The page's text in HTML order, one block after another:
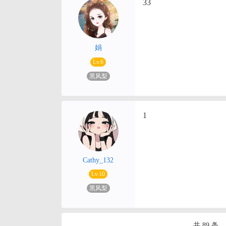
娟
Lv.6
黑凤梨
33
Cathy_132
Lv.10
黑凤梨
1